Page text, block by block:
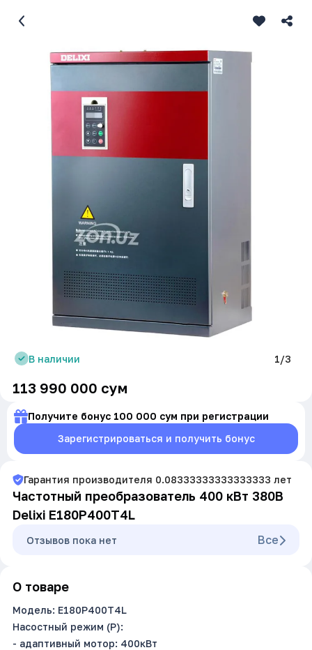
В наличии 1/3
113 990 000 сум
Получите бонус 100 000 сум при регистрации
Зарегистрироваться и получить бонус
Гарантия производителя 0.08333333333333333 лет
Частотный преобразователь 400 кВт 380В
Delixi E180P400T4L
Oтзывов пока нет Все
О товаре
Модель: E180P400T4L
Насостный режим (P):
- адаптивный мотор: 400кВт